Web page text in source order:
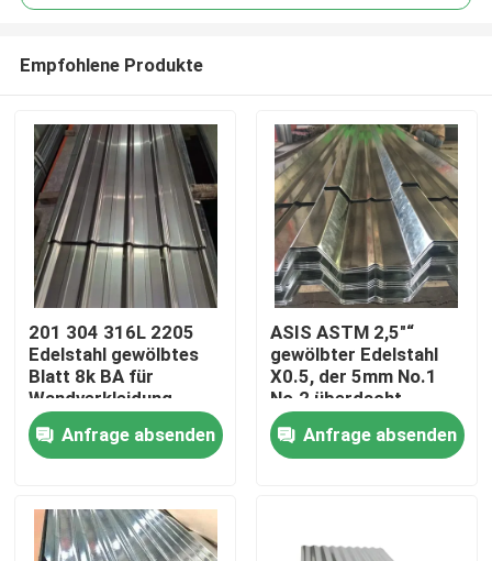
Empfohlene Produkte
201 304 316L 2205
Edelstahl gewölbtes
Blatt 8k BA für
Wandverkleidung
Anfrage absenden
ASIS ASTM 2,5"“
gewölbter Edelstahl
X0.5, der 5mm No.1
No.2 überdacht
Anfrage absenden